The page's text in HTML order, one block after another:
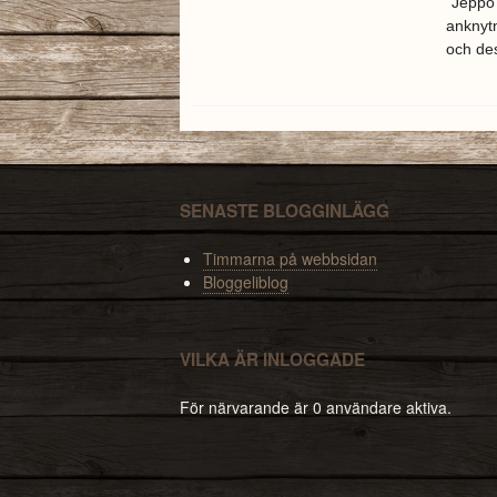
och
SENASTE BLOGGINLÄGG
Timmarna på webbsidan
Bloggeliblog
VILKA ÄR INLOGGADE
För närvarande är 0 användare aktiva.